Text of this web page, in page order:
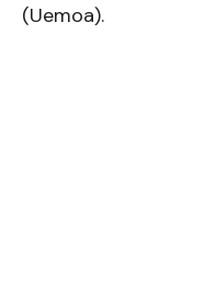
(Uemoa).